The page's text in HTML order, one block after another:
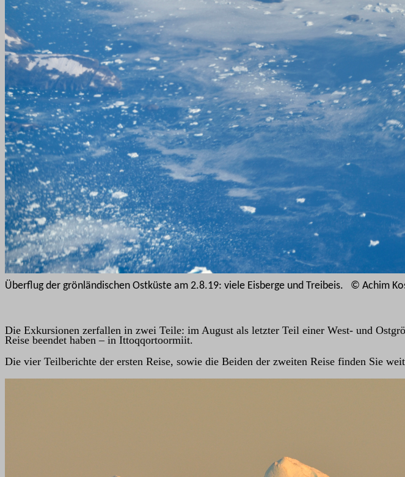
Überflug der grönländischen Ostküste am 2.8.19: viele Eisberge und Treibeis. © Achim
Die Exkursionen zerfallen in zwei Teile: im August als letzter Teil einer West- und
Reise beendet haben – in Ittoqqortoormiit.
Die vier Teilberichte der ersten Reise, sowie die Beiden der zweiten Reise finden Sie